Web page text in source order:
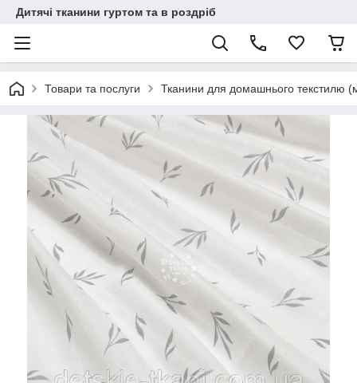
Дитячі тканини гуртом та в роздріб
Товари та послуги Тканини для домашнього текстилю